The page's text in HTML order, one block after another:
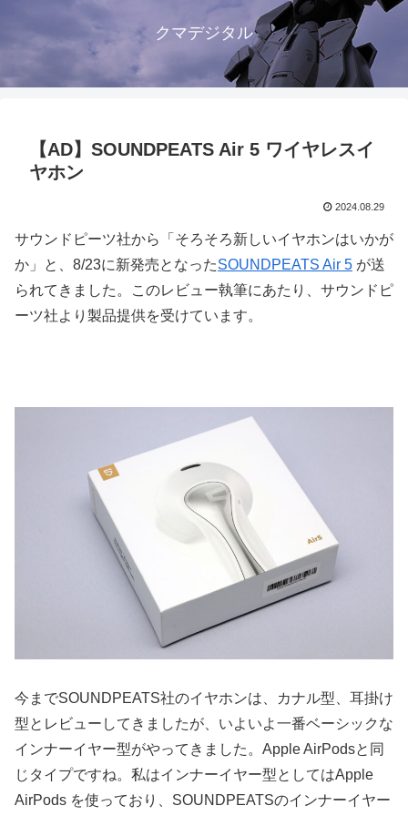
クマデジタル
【AD】SOUNDPEATS Air 5 ワイヤレスイ
ヤホン
2024.08.29
サウンドピーツ社から「そろそろ新しいイヤホンはいかが
か」と、8/23に新発売となったSOUNDPEATS Air 5 が送
られてきました。このレビュー執筆にあたり、サウンドピ
ーツ社より製品提供を受けています。
今までSOUNDPEATS社のイヤホンは、カナル型、耳掛け
型とレビューしてきましたが、いよいよ一番ベーシックな
インナーイヤー型がやってきました。Apple AirPodsと同
じタイプですね。私はインナーイヤー型としてはApple
AirPods を使っており、SOUNDPEATSのインナーイヤー